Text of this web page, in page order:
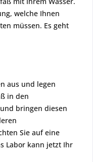
welche Ihnen
müssen. Es geht
aus und legen
in den
bringen diesen
Sie auf eine
Labor kann jetzt Ihr